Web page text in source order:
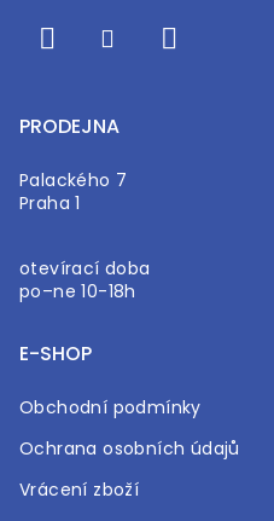
PRODEJNA
Palackého 7
Praha 1
otevírací doba
po–ne 10-18h
E-SHOP
Obchodní podmínky
Ochrana osobních údajů
Vrácení zboží